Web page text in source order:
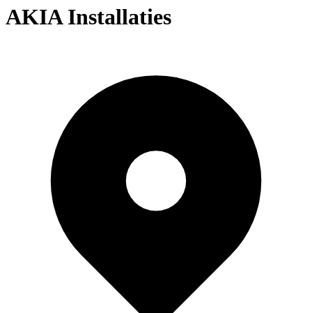
AKIA Installaties